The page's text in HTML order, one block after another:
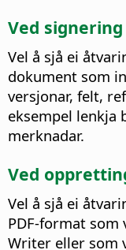
Ved signering
Vel å sjå ei
dokument som
versjonar, felt,
eksempel lenkja
merknadar.
Ved
Vel å sjå ei
PDF-format
Writer eller som